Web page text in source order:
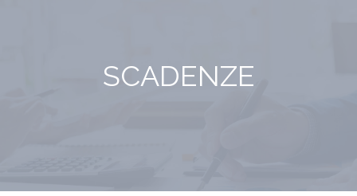
SCADENZE